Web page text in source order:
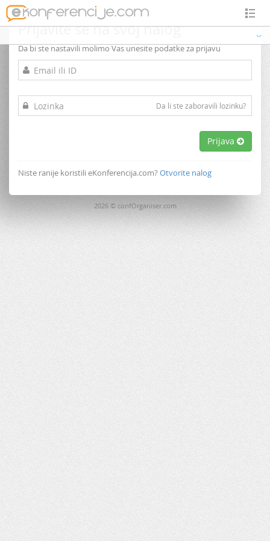
Prijavite se na svoj nalog
Da bi ste nastavili molimo Vas unesite podatke za prijavu
Da li ste zaboravili lozinku?
Prijava
Niste ranije koristili eKonferencija.com? Otvorite nalog
2026 © confOrganiser.com